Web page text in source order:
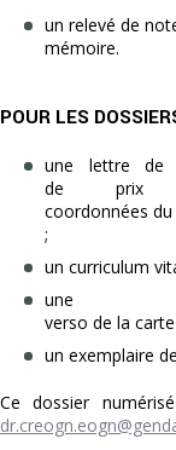
un relevé de
mémoire.
POUR LES
une lettre de
de prix
coordonnées
;
un curriculum
une
verso de la
un exemplaire
Ce dossier